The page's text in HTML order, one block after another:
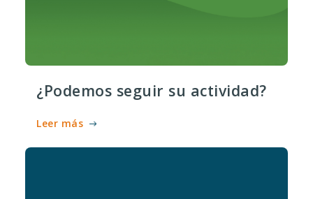
¿Podemos seguir su actividad?
Leer más